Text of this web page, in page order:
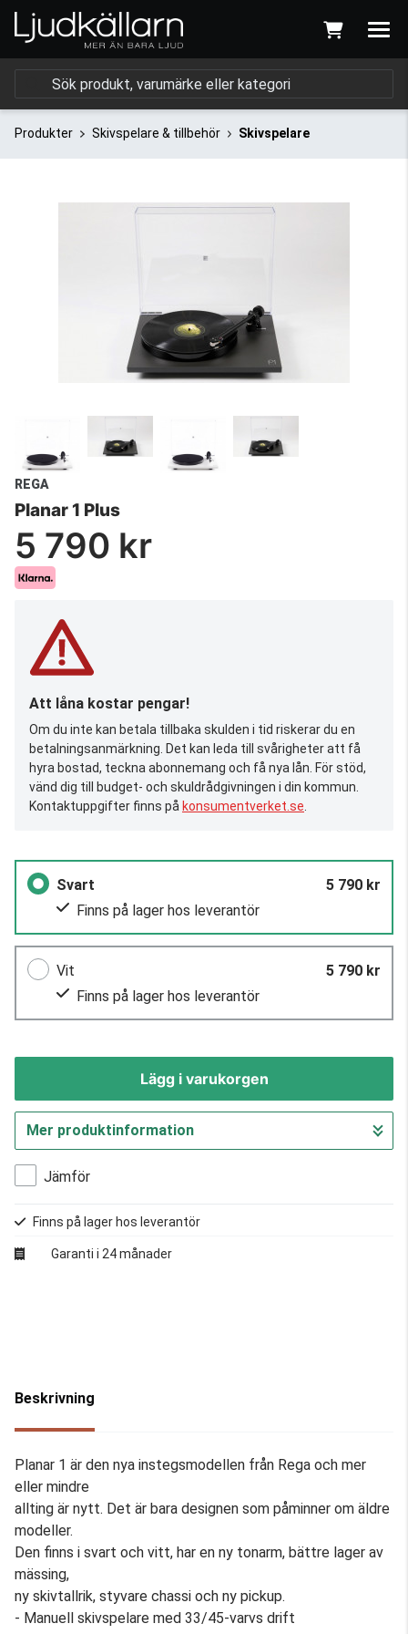
Produkter Skivspelare & tillbehör Skivspelare
REGA
Planar 1 Plus
5 790 kr
Att låna kostar pengar!
Om du inte kan betala tillbaka skulden i tid riskerar du en
betalningsanmärkning. Det kan leda till svårigheter att få
hyra bostad, teckna abonnemang och få nya lån. För stöd,
vänd dig till budget- och skuldrådgivningen i din kommun.
Kontaktuppgifter finns på konsumentverket.se
Svart
5 790 kr
Finns på lager hos leverantör
Vit
5 790 kr
Finns på lager hos leverantör
Lägg i varukorgen
Gå till kassan
Mer produktinformation
Jämför
Finns på lager hos leverantör
Garanti i 24 månader
Beskrivning
Planar 1 är den nya instegsmodellen från Rega och mer
eller mindre
allting är nytt. Det är bara designen som påminner om äldre
modeller.
Den finns i svart och vitt, har en ny tonarm, bättre lager av
mässing,
ny skivtallrik, styvare chassi och ny pickup.
- Manuell skivspelare med 33/45-varvs drift